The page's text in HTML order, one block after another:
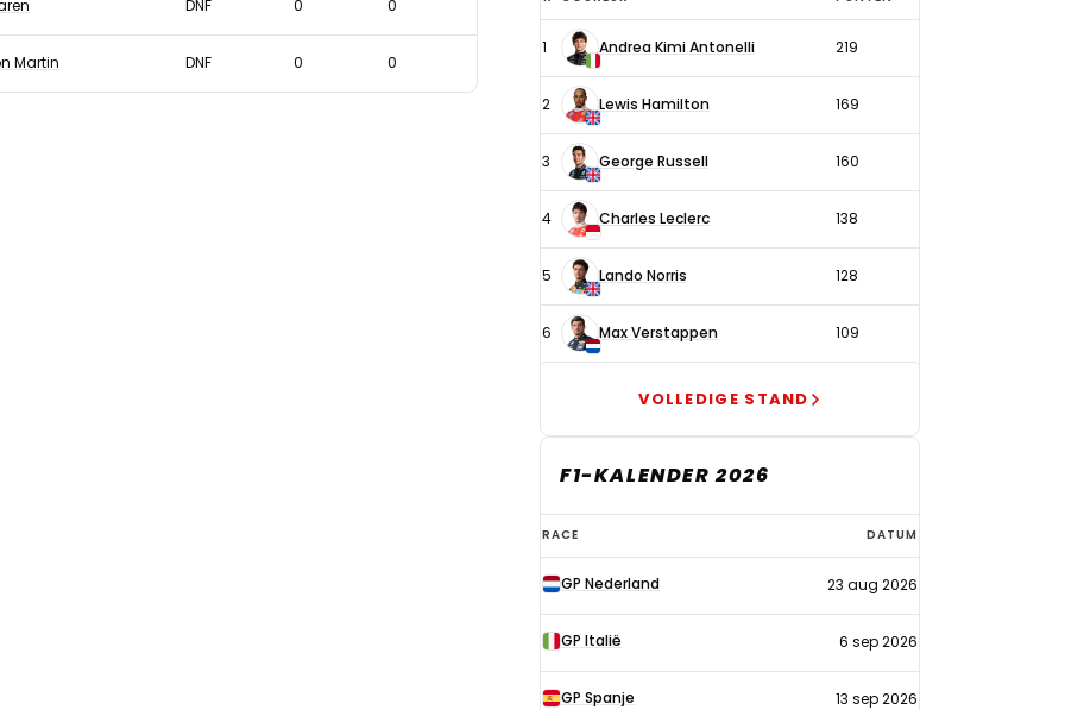
DNF 0 0
Martin DNF 0 0
6
coureurs
1 Andrea Kimi Antonelli 219
2 Lewis Hamilton 169
3 George Russell 160
4 Charles Leclerc 138
5 Lando Norris 128
6 Max Verstappen 109
VOLLEDIGE STAND
F1-KALENDER 2026
F1-
kalender
2026
RACE DATUM
GP Nederland 23 aug 2026
GP Italië 6 sep 2026
GP Spanje 13 sep 2026